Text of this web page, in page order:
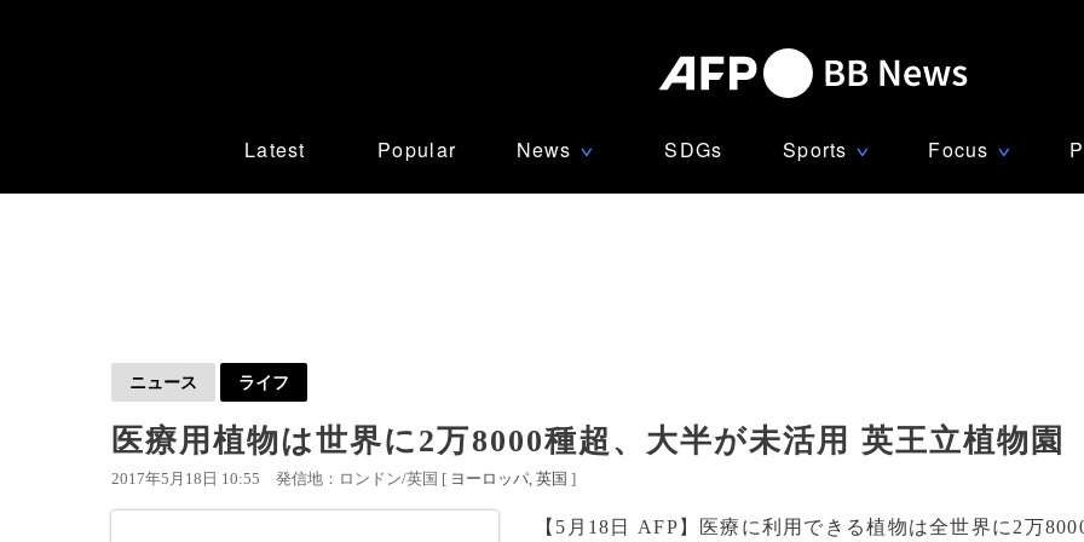
Latest Popular News ∨ SDGs Sports ∨ Focus ∨
ニュース ライフ
医療用植物は世界に2万8000種超、大半が未活用 英王立植物園
2017年5月18日 10:55 発信地：ロンドン/英国 [ ヨーロッパ 英国 ]
【5月18日 AFP】医療に利用できる植物は全世界に2万